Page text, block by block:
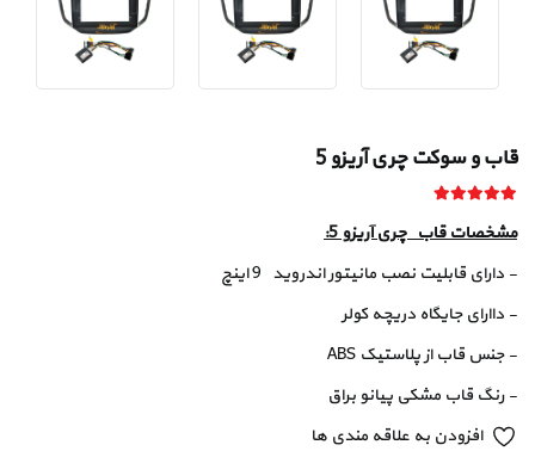
قاب و سوکت چری آریزو 5
مشخصات قاب چری آریزو 5:
- دارای قابلیت نصب مانیتور اندروید 9 اینچ
- داارای جایگاه دریچه کولر
- جنس قاب از پلاستیک ABS
- رنگ قاب مشکی پیانو براق
افزودن به علاقه مندی ها